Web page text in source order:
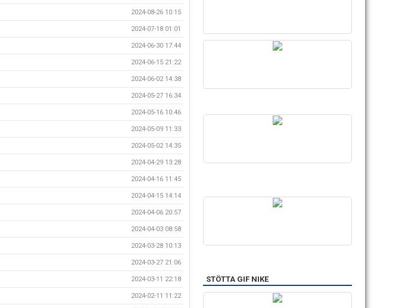
2024-08-26 10:15
2024-07-18 01:01
2024-06-30 17:44
2024-06-15 21:22
2024-06-02 14:38
2024-05-27 16:34
2024-05-16 10:46
2024-05-09 11:33
2024-05-02 14:35
2024-04-29 13:28
2024-04-16 11:45
2024-04-15 14:14
2024-04-06 20:57
2024-04-03 08:58
2024-03-28 10:13
2024-03-27 21:06
2024-03-11 22:18
2024-02-11 11:22
STÖTTA GIF NIKE